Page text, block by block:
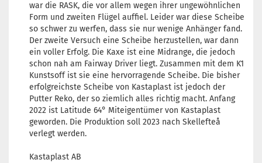
war die RASK, die vor allem wegen ihrer ungewöhnlichen
Form und zweiten Flügel auffiel. Leider war diese Scheibe
so schwer zu werfen, dass sie nur wenige Anhänger fand.
Der zweite Versuch eine Scheibe herzustellen, war dann
ein voller Erfolg. Die Kaxe ist eine Midrange, die jedoch
schon nah am Fairway Driver liegt. Zusammen mit dem K1
Kunstsoff ist sie eine hervorragende Scheibe. Die bisher
erfolgreichste Scheibe von Kastaplast ist jedoch der
Putter Reko, der so ziemlich alles richtig macht. Anfang
2022 ist Latitude 64° Miteigentümer von Kastaplast
geworden. Die Produktion soll 2023 nach Skellefteå
verlegt werden.
Kastaplast AB